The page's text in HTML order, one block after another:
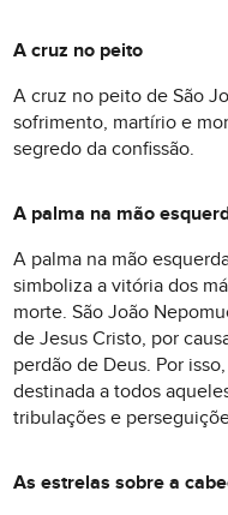
A cruz no peito
A cruz no peito de São
sofrimento, martírio e
segredo da confissão.
A palma na mão
A palma na mão
simboliza a vitória dos
morte. São João
de Jesus Cristo, por
perdão de Deus. Por
destinada a todos
tribulações e
As estrelas sobre a